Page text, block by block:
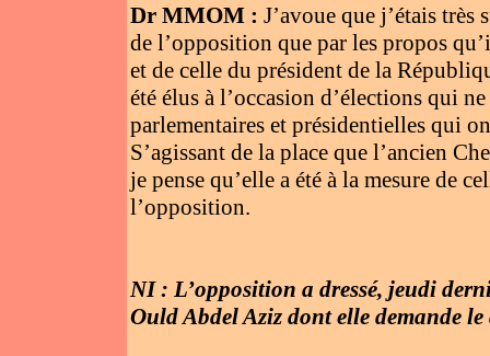
Dr MMOM : J’avoue que j’étais
de l’opposition que par les propos
et de celle du président de la
été élus à l’occasion d’élections qui
parlementaires et présidentielles qui
S’agissant de la place que l’ancien
je pense qu’elle a été à la mesure de
l’opposition.
NI : L’opposition a dressé, jeudi
Ould Abdel Aziz dont elle demande